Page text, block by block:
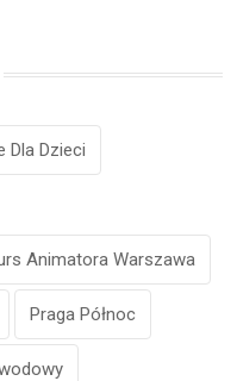
Dla Dzieci
Animatora Warszawa
Praga Północ